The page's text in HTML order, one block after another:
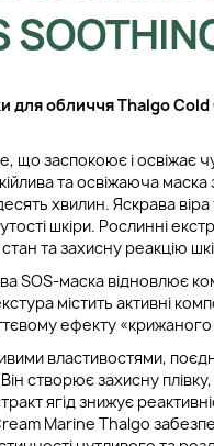
для обличчяThalgo Cold
заспокоює і освіжає
та освіжаюча
хвилин. Яскрава віра
шкіри. Рослинні
та захисну реакцію
SOS-маска відновлює
містить активні
ефекту «крижаного
властивостями,
створює захисну
ягід знижує
Marine Thalgo